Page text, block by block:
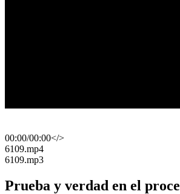
00:00/00:00</>
​6109.mp4
​6109.mp3
Prueba y verdad en el